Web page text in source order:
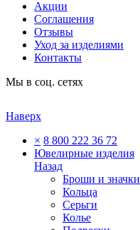
Акции
Соглашения
Отзывы
Уход за изделиями
Контакты
Мы в соц. сетях
Наверх
× 8 800 222 36 72
Ювелирные изделия
Назад
Броши и значки
Кольца
Серьги
Колье